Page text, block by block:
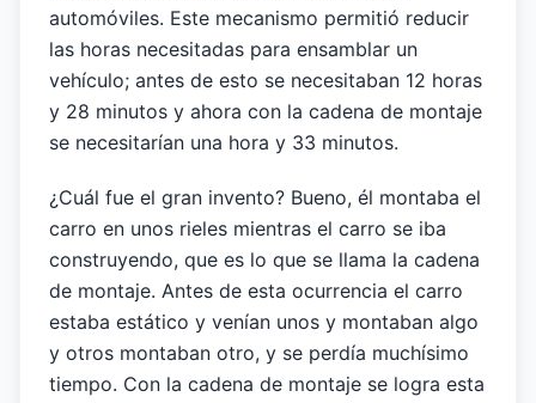
automóviles. Este mecanismo permitió reducir
las horas necesitadas para ensamblar un
vehículo; antes de esto se necesitaban 12 horas
y 28 minutos y ahora con la cadena de montaje
se necesitarían una hora y 33 minutos.
¿Cuál fue el gran invento? Bueno, él montaba el
carro en unos rieles mientras el carro se iba
construyendo, que es lo que se llama la cadena
de montaje. Antes de esta ocurrencia el carro
estaba estático y venían unos y montaban algo
y otros montaban otro, y se perdía muchísimo
tiempo. Con la cadena de montaje se logra esta